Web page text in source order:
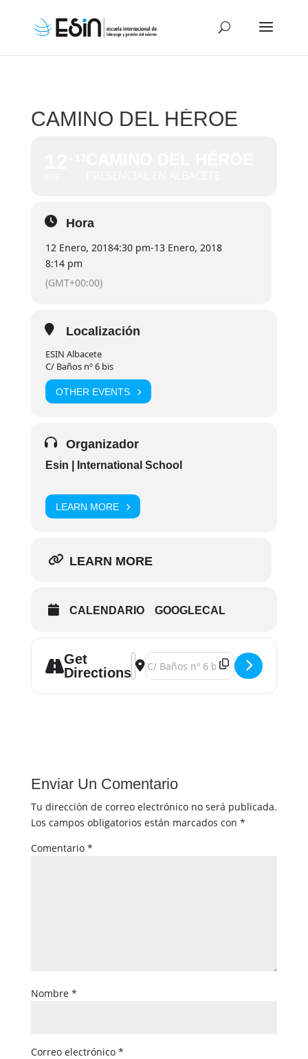
CAMINO DEL HÉROE
Hora
12 Enero, 20184:30 pm-13 Enero, 2018
8:14 pm
(GMT+00:00)
Localización
ESIN Albacete
C/ Baños nº 6 bis
OTHER EVENTS
Organizador
Esin | International School
LEARN MORE
LEARN MORE
CALENDARIO GOOGLECAL
Get
Directions
Address - Camino del héroe []
Destination Address - Camino del
Enviar Un Comentario
Tu dirección de correo electrónico no será publicada.
Los campos obligatorios están marcados con *
Comentario *
Nombre *
Correo electrónico *